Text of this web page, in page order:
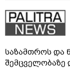
საზამთროს და